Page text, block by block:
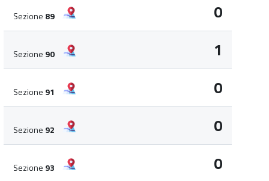
Sezione 89 0
Sezione 90 1
Sezione 91 0
Sezione 92 0
Sezione 93 0